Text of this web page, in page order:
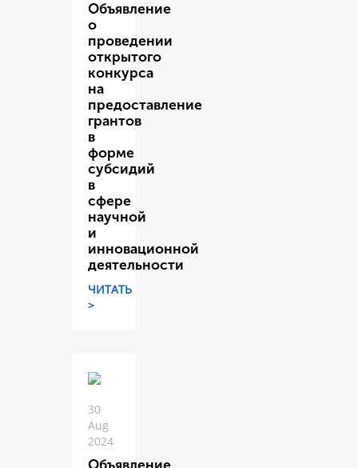
Объявление
о
проведении
открытого
конкурса
на
предоставление
грантов
в
форме
субсидий
в
сфере
научной
и
инновационной
деятельности
ЧИТАТЬ
>
30
Aug
2024